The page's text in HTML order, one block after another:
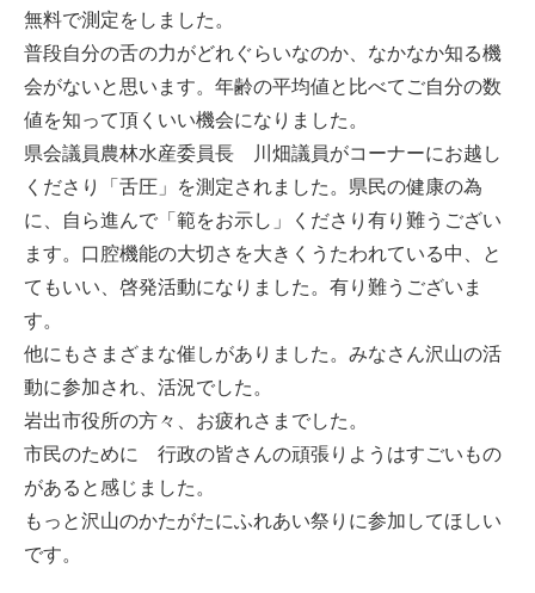
無料で測定をしました。
普段自分の舌の力がどれぐらいなのか、なかなか知る機
会がないと思います。年齢の平均値と比べてご自分の数
値を知って頂くいい機会になりました。
県会議員農林水産委員長 川畑議員がコーナーにお越し
くださり「舌圧」を測定されました。県民の健康の為
に、自ら進んで「範をお示し」くださり有り難うござい
ます。口腔機能の大切さを大きくうたわれている中、と
てもいい、啓発活動になりました。有り難うございま
す。
他にもさまざまな催しがありました。みなさん沢山の活
動に参加され、活況でした。
岩出市役所の方々、お疲れさまでした。
市民のために 行政の皆さんの頑張りようはすごいもの
があると感じました。
もっと沢山のかたがたにふれあい祭りに参加してほしい
です。